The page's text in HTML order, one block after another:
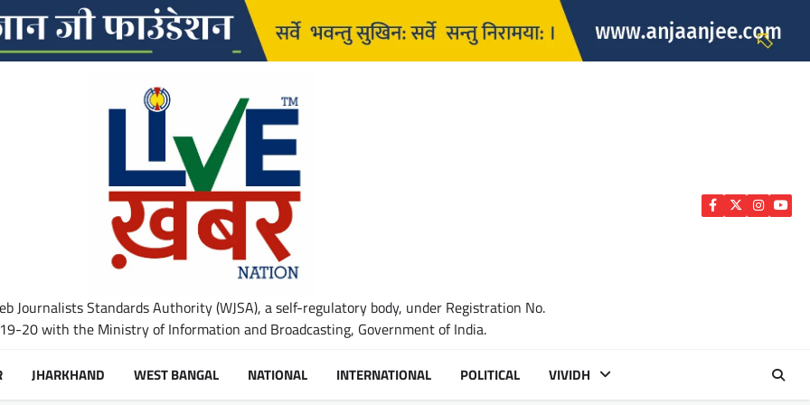
Journalists Standards Authority (WJSA), a self-regulatory body, under Registration No.
20 with the Ministry of Information and Broadcasting, Government of India.
Facebook
Twitter
JHARKHAND WEST BANGAL NATIONAL INTERNATIONAL POLITICAL VIVIDH